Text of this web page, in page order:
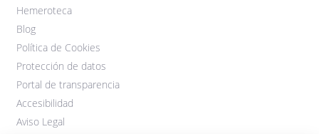
Hemeroteca
Blog
Política de Cookies
Protección de datos
Portal de transparencia
Accesibilidad
Aviso Legal